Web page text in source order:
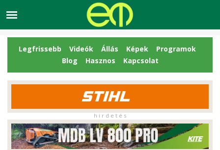
Legfrissebb Videók Állás Képek
Programok
Blog
Hasznos Kapcsolat
h i r d e t é s